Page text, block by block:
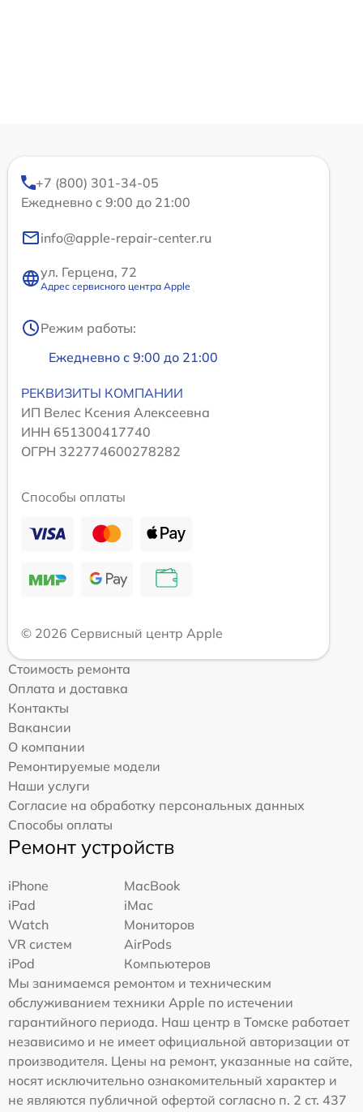
+7 (800) 301-34-05
Ежедневно с 9:00 до 21:00
info@apple-repair-center.ru
ул. Герцена, 72
Адрес сервисного центра Apple
Режим работы:
Ежедневно с 9:00 до 21:00
РЕКВИЗИТЫ КОМПАНИИ
ИП Велес Ксения Алексеевна
ИНН 651300417740
ОГРН 322774600278282
Способы оплаты
© 2026 Сервисный центр Apple
Стоимость ремонта
Оплата и доставка
Контакты
Вакансии
О компании
Ремонтируемые модели
Наши услуги
Согласие на обработку персональных данных
Способы оплаты
Ремонт устройств
iPhone
MacBook
iPad
iMac
Watch
Мониторов
VR систем
AirPods
iPod
Компьютеров
Мы занимаемся ремонтом и техническим
обслуживанием техники Apple по истечении
гарантийного периода. Наш центр в Томске работает
независимо и не имеет официальной авторизации от
производителя. Цены на ремонт, указанные на сайте,
носят исключительно ознакомительный характер и
не являются публичной офертой согласно п. 2 ст. 437